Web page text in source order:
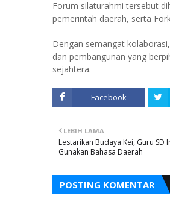
Forum silaturahmi tersebut
pemerintah daerah, serta
Dengan semangat
dan pembangunan yang
sejahtera.
Facebook
LEBIH LAMA
Lestarikan Budaya Kei, Guru SD
Gunakan Bahasa Daerah
POSTING KOMENTAR